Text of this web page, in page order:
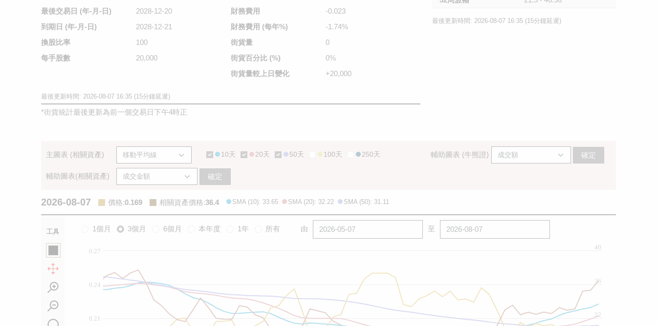
最後交易日 (年-月-日)
2028-12-20
到期日 (年-月-日)
2028-12-21
換股比率
100
每手股數
20,000
財務費用
-0.023
財務費用 (每年%)
-1.74%
街貨量
0
街貨百分比 (%)
0%
街貨量較 上日變化 +20,000
最後更新時間: 2026-08-07 16:35 (15分鐘延遲)
*街貨統計最後更新為前一個交易日下午4時正
最後更新時間: 2026-08-07 16:35 (15分鐘延遲)
主圖表 (相關資產) 10天 20天 50天 100天 250天 輔助圖表 (牛熊證) 確定
輔助圖表(相關資產) 確定
2026-08-07 價格:0.169 相關資產價格:36.4 SMA (10): 33.65 SMA (20): 32.22 SMA (50): 31.11
工具 1個月 3個月 6個月 本年度 1年 所有 由 至
0.24
0.21
0.27
36
32
40